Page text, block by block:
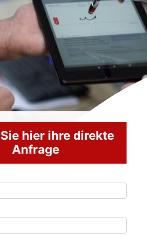
hier ihre direkte
Anfrage